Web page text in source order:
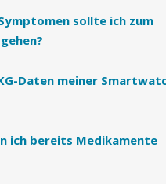
sollte ich zum
Daten meiner
ich bereits Medikamente
Bewirb Dich in unter 2 Minuten!